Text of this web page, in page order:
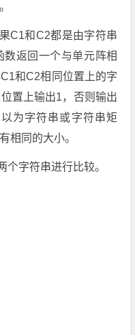
C1和C2都是由字符串
返回一个与单元阵相
和C2相同位置上的字
置上输出1，否则输出
为字符串或字符串矩
相同的大小。
个字符串进行比较。